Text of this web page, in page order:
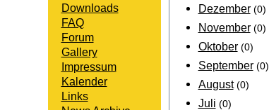
Downloads
FAQ
Forum
Gallery
Impressum
Kalender
Links
Dezember (0)
November (0)
Oktober (0)
September (0)
August (0)
Juli (0)